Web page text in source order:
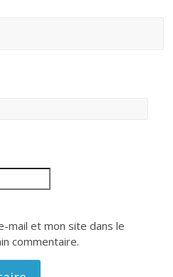
mail et mon site dans le
commentaire.